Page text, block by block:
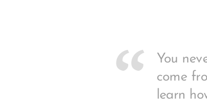
You
come
learn